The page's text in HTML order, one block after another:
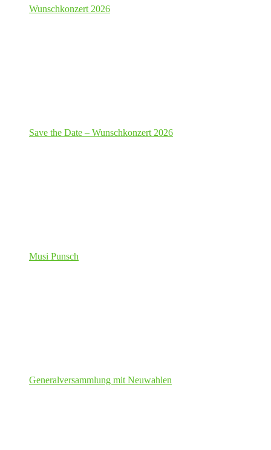
Wunschkonzert 2026
Save the Date – Wunschkonzert 2026
Musi Punsch
Generalversammlung mit Neuwahlen